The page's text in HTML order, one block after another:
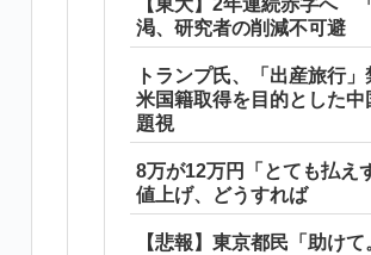
【東大】2年連続赤字へ
渇、研究者の削減不可避
トランプ氏、「出産旅行
米国籍取得を目的とした中
題視
8万が12万円「とても払
値上げ、どうすれば
【悲報】東京都民「助け